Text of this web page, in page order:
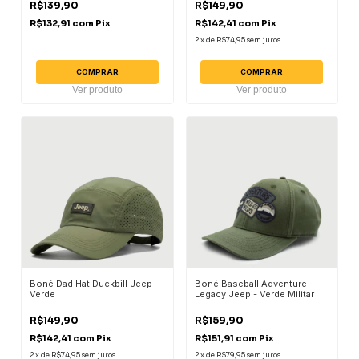
R$139,90
R$132,91 com Pix
COMPRAR
Ver produto
R$149,90
R$142,41 com Pix
2 xde R$74,95 sem juros
COMPRAR
Ver produto
Boné Dad Hat Duckbill Jeep -
Verde
R$149,90
R$142,41 com Pix
2xde R$74,95sem juros
Boné Baseball Adventure
Legacy Jeep - Verde Militar
R$159,90
R$151,91 com Pix
2 xde R$79,95 sem juros